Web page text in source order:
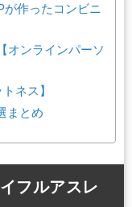
作ったコンビニ
オンラインパーソ
ネス】
まとめ
フルアスレ